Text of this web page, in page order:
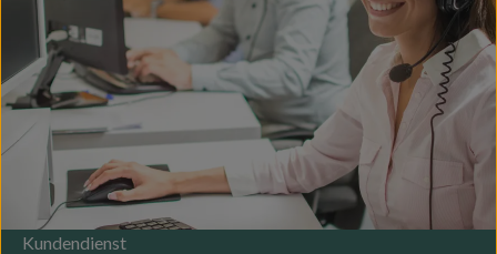
Kundendienst